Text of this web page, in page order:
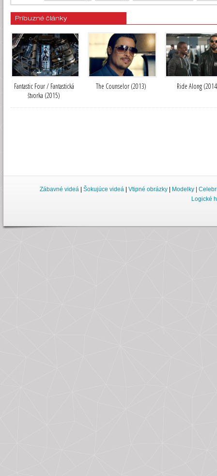
Príbuzné články
Fantastic Four / Fantastická
štvorka (2015)
The Counselor (2013) Ride Along
Zábavné videá | Šokujúce videá | Vtipné obrázky | Modelky |
Logické